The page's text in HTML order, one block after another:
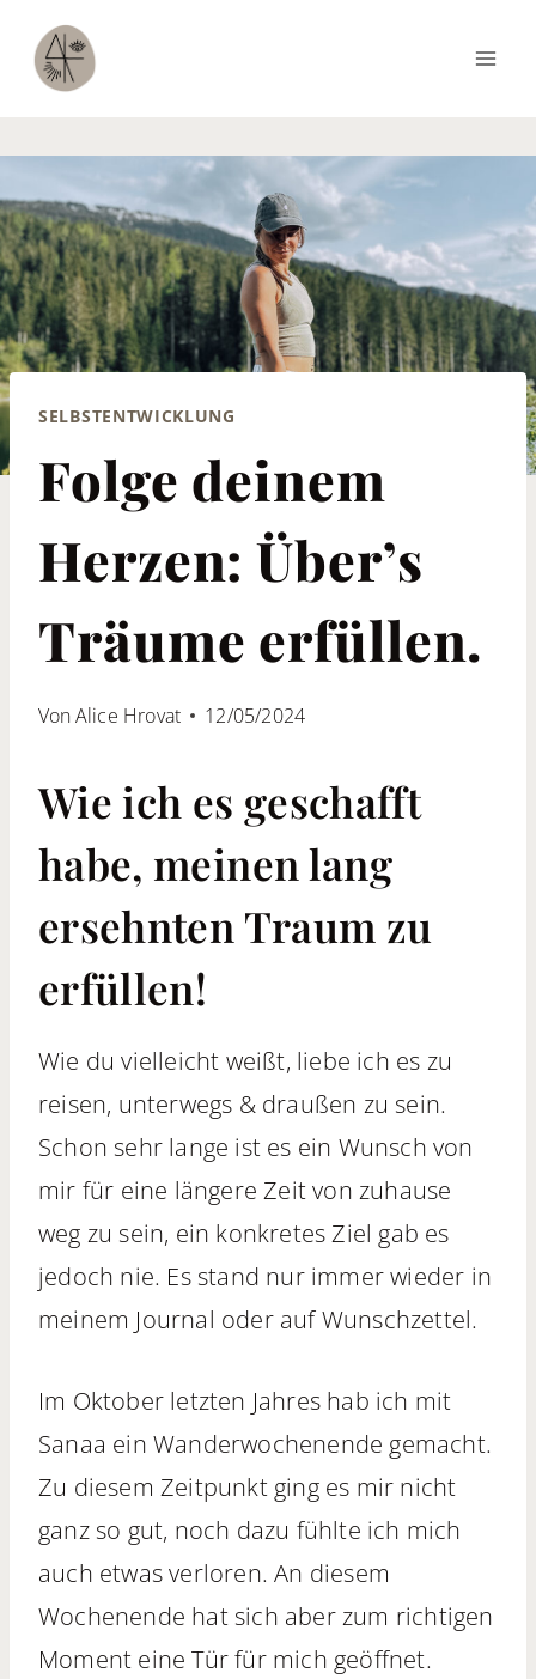
Inhalt
SELBSTENTWICKLUNG
Folge deinem
Herzen: Über’s
Träume erfüllen.
VonAlice Hrovat 12/05/2024
Wie ich es geschafft
habe, meinen lang
ersehnten Traum zu
erfüllen!
Wie du vielleicht weißt, liebe ich es zu
reisen, unterwegs & draußen zu sein.
Schon sehr lange ist es ein Wunsch von
mir für eine längere Zeit von zuhause
weg zu sein, ein konkretes Ziel gab es
jedoch nie. Es stand nur immer wieder in
meinem Journal oder auf Wunschzettel.
Im Oktober letzten Jahres hab ich mit
Sanaa ein Wanderwochenende gemacht.
Zu diesem Zeitpunkt ging es mir nicht
ganz so gut, noch dazu fühlte ich mich
auch etwas verloren. An diesem
Wochenende hat sich aber zum richtigen
Moment eine Tür für mich geöffnet.